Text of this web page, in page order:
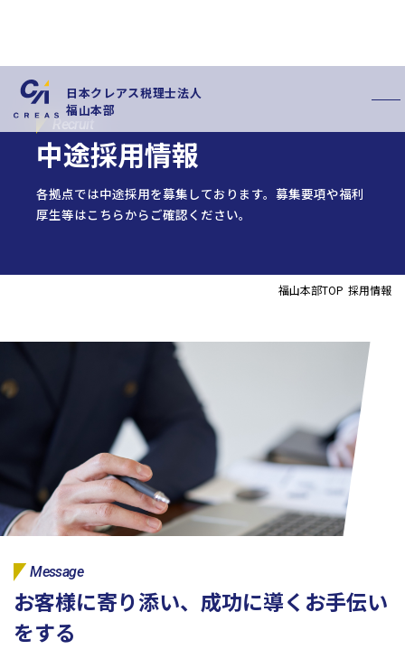
日本クレアス税理士法人
福山本部
私たちの特徴
サービス内容
スタッフ紹介
新卒採用情報
中途採用情報
コーポレートサイトTOPへ
MyKomon
Recruit
中途採用情報
各拠点では中途採用を募集しております。募集要項や福利
厚生等はこちらからご確認ください。
福山本部TOP 採用情報
Message
お客様に寄り添い、成功に導くお手伝い
をする